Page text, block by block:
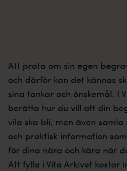
Att prata om sin egen
och därför kan det kännas
sina tankar och önskemål. I
berätta hur du vill att din
vila ska bli, men även
och praktisk information
för dina nära och kära när
Att fylla i Vita Arkivet kostar